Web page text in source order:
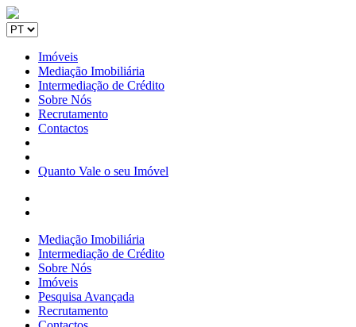
Imóveis
Mediação Imobiliária
Intermediação de Crédito
Sobre Nós
Recrutamento
Contactos
Quanto Vale o seu Imóvel
Mediação Imobiliária
Intermediação de Crédito
Sobre Nós
Imóveis
Pesquisa Avançada
Recrutamento